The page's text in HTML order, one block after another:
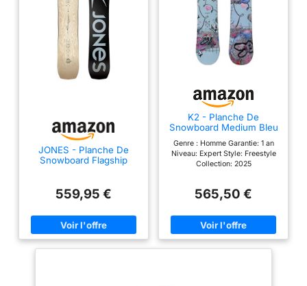
JONES - Planche De
Snowboard Flagship
Marron
559,95 €
K2 - Planche De
Snowboard Medium Bleu
158 Wide - Bleu
Genre : Homme Garantie: 1 an
Niveau: Expert Style: Freestyle
Collection: 2025
565,50 €